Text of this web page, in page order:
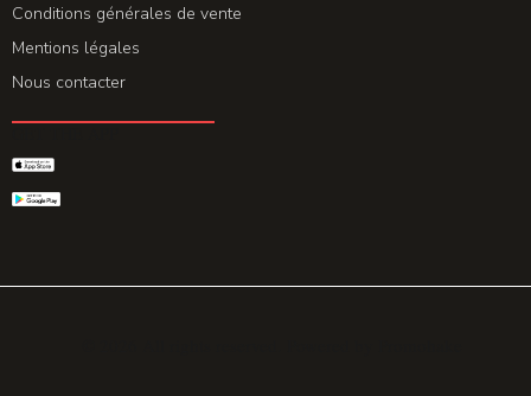
Conditions générales de vente
Mentions légales
Nous contacter